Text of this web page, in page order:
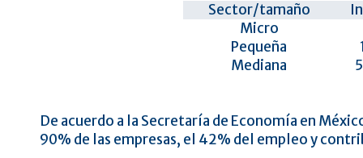
Sector/tamaño
Micro
Pequeña
Mediana
De acuerdo a la Secretaría de Economía en
90% de las empresas, el 42% del empleo y